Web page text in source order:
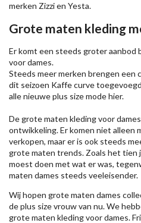
merken Zizzien Yesta.
Grote maten kleding
Er komt een steeds groter aanbod
voor dames.
Steeds meer merken brengen een
dit seizoen Kaffecurve
alle nieuweplus size modehier.
De grote maten kleding voor
ontwikkeling. Er komen niet alleen
verkopen, maar er is ook steeds
grote maten trends. Zoals het tien
moest doen met wat er was,
maten dames steeds veeleisender.
Wij hopen grote maten dames
de plus size vrouw van nu. We
grote maten kleding voor dames.